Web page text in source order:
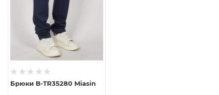
Брюки B-TR35280 Miasin